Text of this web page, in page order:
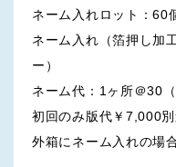
ネーム入れロット：60
ネーム入れ（箔押し加
ー）
ネーム代：1ヶ所＠30
初回のみ版代￥7,000別
外箱にネーム入れの場